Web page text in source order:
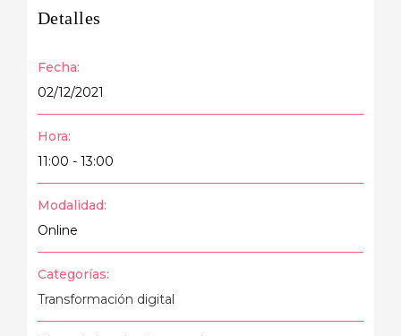
Detalles
Fecha:
02/12/2021
Hora:
11:00 - 13:00
Modalidad:
Online
Categorías:
Transformación digital